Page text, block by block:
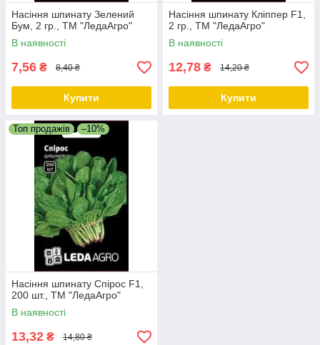
Насіння шпинату Зелений
Бум, 2 гр., ТМ "ЛедаАгро"
В наявності
7,56 ₴ 8,40 ₴
Купити
Насіння шпинату Кліппер F1,
2 гр., ТМ "ЛедаАгро"
В наявності
12,78 ₴ 14,20 ₴
Купити
Топ продажів –10%
Насіння шпинату Спірос F1,
200 шт., ТМ "ЛедаАгро"
В наявності
13,32 ₴ 14,80 ₴